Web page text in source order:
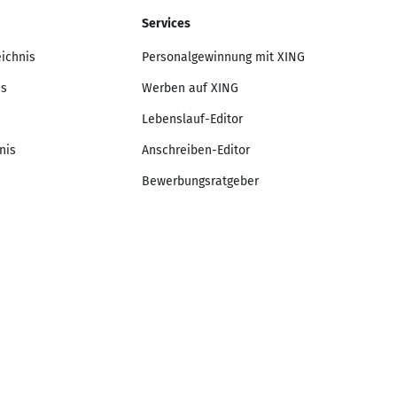
Services
Personalgewinnung mit XING
Werben auf XING
Lebenslauf-Editor
Anschreiben-Editor
Bewerbungsratgeber